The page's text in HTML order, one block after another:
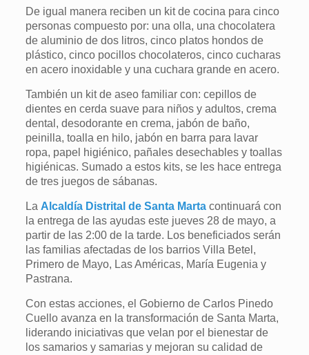
De igual manera reciben un kit de cocina para cinco
personas compuesto por: una olla, una chocolatera
de aluminio de dos litros, cinco platos hondos de
plástico, cinco pocillos chocolateros, cinco cucharas
en acero inoxidable y una cuchara grande en acero.
También un kit de aseo familiar con: cepillos de
dientes en cerda suave para niños y adultos, crema
dental, desodorante en crema, jabón de baño,
peinilla, toalla en hilo, jabón en barra para lavar
ropa, papel higiénico, pañales desechables y toallas
higiénicas. Sumado a estos kits, se les hace entrega
de tres juegos de sábanas.
La Alcaldía Distrital de Santa Marta continuará con
la entrega de las ayudas este jueves 28 de mayo, a
partir de las 2:00 de la tarde. Los beneficiados serán
las familias afectadas de los barrios Villa Betel,
Primero de Mayo, Las Américas, María Eugenia y
Pastrana.
Con estas acciones, el Gobierno de Carlos Pinedo
Cuello avanza en la transformación de Santa Marta,
liderando iniciativas que velan por el bienestar de
los samarios y samarias y mejoran su calidad de